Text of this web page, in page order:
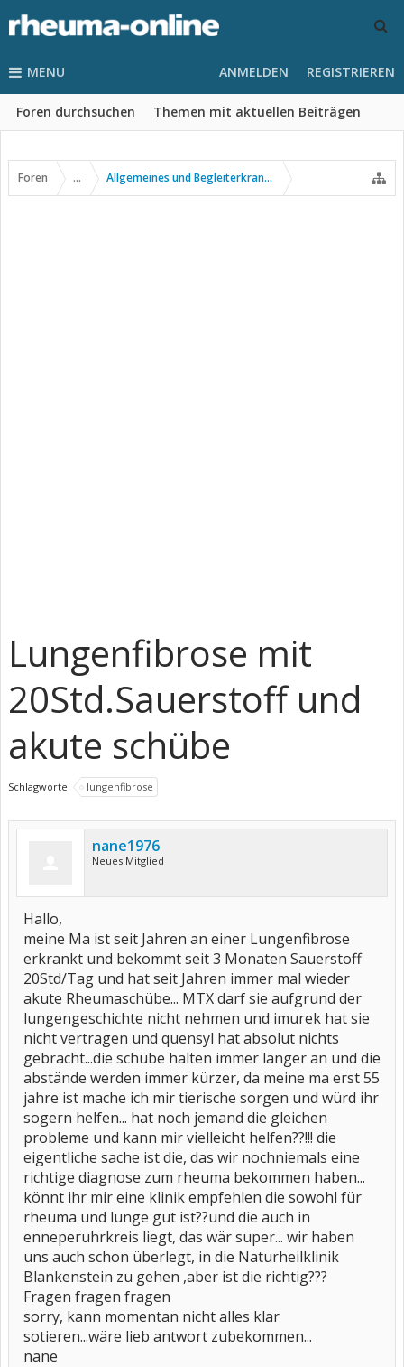
MENU
Foren durchsuchen Themen mit aktuellen Beiträgen
ANMELDEN REGISTRIEREN
Foren ... Allgemeines und Begleiterkrankungen
Lungenfibrose mit
20Std.Sauerstoff und
akute schübe
Schlagworte: lungenfibrose
nane1976
Neues Mitglied
Hallo,
meine Ma ist seit Jahren an einer Lungenfibrose
erkrankt und bekommt seit 3 Monaten Sauerstoff
20Std/Tag und hat seit Jahren immer mal wieder
akute Rheumaschübe... MTX darf sie aufgrund der
lungengeschichte nicht nehmen und imurek hat sie
nicht vertragen und quensyl hat absolut nichts
gebracht...die schübe halten immer länger an und die
abstände werden immer kürzer, da meine ma erst 55
jahre ist mache ich mir tierische sorgen und würd ihr
sogern helfen... hat noch jemand die gleichen
probleme und kann mir vielleicht helfen??!!! die
eigentliche sache ist die, das wir nochniemals eine
richtige diagnose zum rheuma bekommen haben...
könnt ihr mir eine klinik empfehlen die sowohl für
rheuma und lunge gut ist??und die auch in
enneperuhrkreis liegt, das wär super... wir haben
uns auch schon überlegt, in die Naturheilklinik
Blankenstein zu gehen ,aber ist die richtig???
Fragen fragen fragen
sorry, kann momentan nicht alles klar
sotieren...wäre lieb antwort zubekommen...
nane